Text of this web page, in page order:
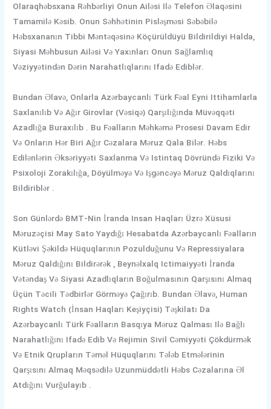
Olaraqhəbsxana Rəhbərliyi Onun Ailəsi Ilə Telefon Əlaqəsini
Tamamilə Kəsib. Onun Səhhətinin Pisləşməsi Səbəbilə
Həbsxananın Tibbi Məntəqəsinə Köçürüldüyü Bildirildiyi Halda,
Siyasi Məhbusun Ailəsi Və Yaxınları Onun Sağlamlıq
Vəziyyətindən Dərin Narahatlıqlarını Ifadə Ediblər.
Bundan Əlavə, Onlarla Azərbaycanlı Türk Fəal Eyni Ittihamlarla
Saxlanılıb Və Ağır Girovlar (vəsiqə) Qarşılığında Müvəqqəti
Azadlığa Buraxılıb . Bu Fəalların Məhkəmə Prosesi Davam Edir
Və Onların Hər Biri Ağır Cəzalara Məruz Qala Bilər. Həbs
Edilənlərin Əksəriyyəti Saxlanma Və Istintaq Dövründə Fiziki Və
Psixoloji Zorakılığa, Döyülməyə Və Işgəncəyə Məruz Qaldıqlarını
Bildiriblər .
Son Günlərdə BMT-Nin İranda Insan Haqları Üzrə Xüsusi
Məruzəçisi May Sato Yaydığı Hesabatda Azərbaycanlı Fəalların
Kütləvi Şəkildə Hüquqlarının Pozulduğunu Və Repressiyalara
Məruz Qaldığını Bildirərək , Beynəlxalq Ictimaiyyəti İranda
Vətəndaş Və Siyasi Azadlıqların Boğulmasının Qarşısını Almaq
Üçün Təcili Tədbirlər Görməyə Çağırıb. Bundan Əlavə, Human
Rights Watch (İnsan Haqları Keşiyçisi) Təşkilatı Da
Azərbaycanlı Türk Fəalların Basqıya Məruz Qalması Ilə Bağlı
Narahatlığını Ifadə Edib Və Rejimin Sivil Cəmiyyəti Çökdürmək
Və Etnik Qrupların Təməl Hüquqlarını Tələb Etmələrinin
Qarşısını Almaq Məqsədilə Uzunmüddətli Həbs Cəzalarına Əl
Atdığını Vurğulayıb .